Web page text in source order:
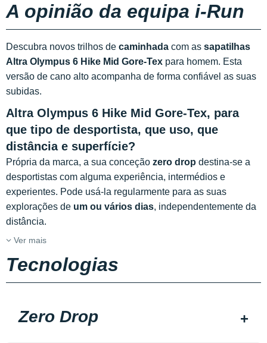
A opinião da equipa i-Run
Descubra novos trilhos de caminhada com as sapatilhas
Altra Olympus 6 Hike Mid Gore-Tex para homem. Esta
versão de cano alto acompanha de forma confiável as suas
subidas.
Altra Olympus 6 Hike Mid Gore-Tex, para
que tipo de desportista, que uso, que
distância e superfície?
Própria da marca, a sua conceção zero drop destina-se a
desportistas com alguma experiência, intermédios e
experientes. Pode usá-la regularmente para as suas
explorações de um ou vários dias, independentemente da
distância.
Ver mais
Tecnologias
Zero Drop